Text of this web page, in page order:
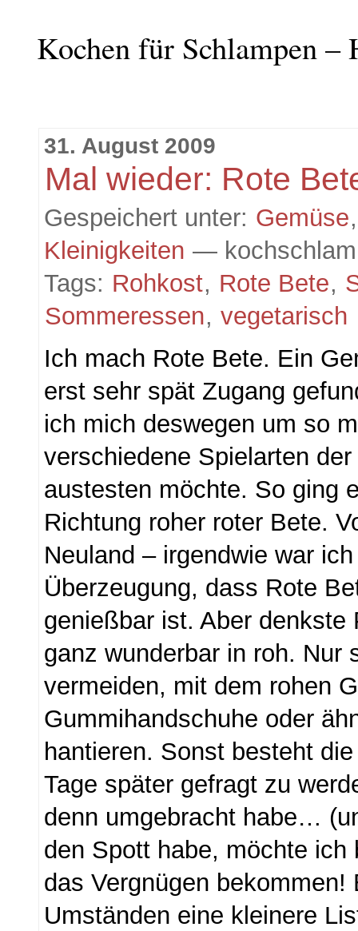
Kochen für Schlampen
31. August 2009
Mal wieder: Rote
Gespeichert unter: Gemüse
Kleinigkeiten —
Tags: Rohkost, Rote Bete,
Sommeressen, vegetarisch
Ich mach Rote Bete. Ein
erst sehr spät Zugang
ich mich deswegen um so
verschiedene Spielarten
austesten möchte. So ging
Richtung roher roter Bete.
Neuland – irgendwie war
Überzeugung, dass Rote
genießbar ist. Aber denkste
ganz wunderbar in roh. Nur
vermeiden, mit dem rohen
Gummihandschuhe oder
hantieren. Sonst besteht
Tage später gefragt zu
denn umgebracht habe…
den Spott habe, möchte ich
das Vergnügen bekommen!
Umständen eine kleinere